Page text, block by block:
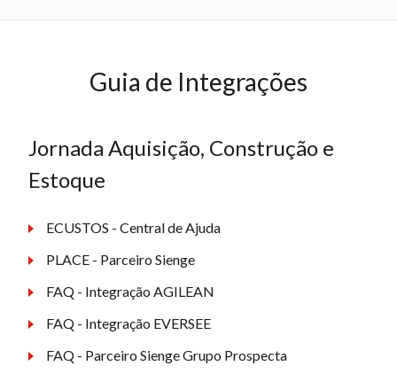
Guia de Integrações
Jornada Aquisição, Construção e
Estoque
ECUSTOS - Central de Ajuda
PLACE - Parceiro Sienge
FAQ - Integração AGILEAN
FAQ - Integração EVERSEE
FAQ - Parceiro Sienge Grupo Prospecta